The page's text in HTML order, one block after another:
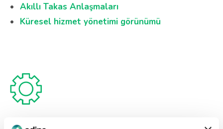
Akıllı Takas Anlaşmaları
Küresel hizmet yönetimi görünümü
Etkin Tedarikçi Yönetimi